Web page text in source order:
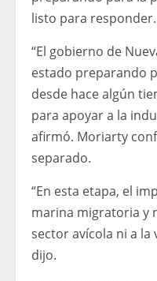
listo para responder.
“El gobierno de
estado preparando
desde hace algún
para apoyar a la
afirmó. Moriarty
separado.
“En esta etapa, el
marina migratoria y
sector avícola ni a la
dijo.